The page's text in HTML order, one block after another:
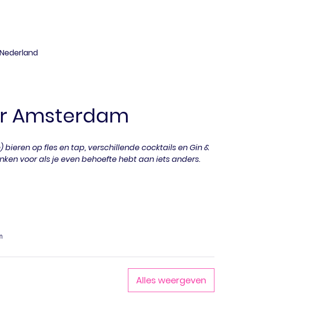
Amsterdam
op fles en tap, verschillende cocktails en Gin &
voor als je even behoefte hebt aan iets anders.
Alles weergeven